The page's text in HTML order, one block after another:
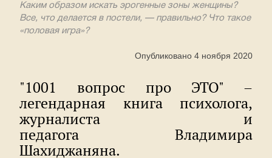
Каким образом искать эрогенные зоны женщины?
Все, что делается в постели, — правильно? Что такое
«половая игра»?
Опубликовано 4 ноября 2020
"1001 вопрос про ЭТО" –
легендарная книга психолога,
журналиста и
педагога Владимира
Шахиджаняна.